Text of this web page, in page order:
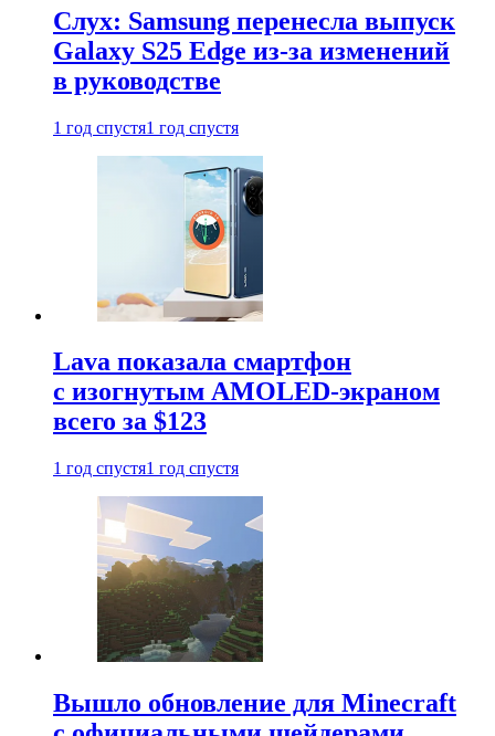
Слух: Samsung перенесла выпуск
Galaxy S25 Edge из-за изменений
в руководстве
1 год спустя1 год спустя
Lava показала смартфон
с изогнутым AMOLED-экраном
всего за $123
1 год спустя1 год спустя
Вышло обновление для Minecraft